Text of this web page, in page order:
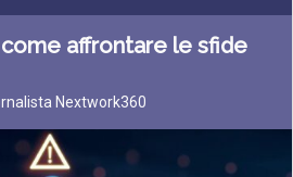
affrontare le sfide
Nextwork360